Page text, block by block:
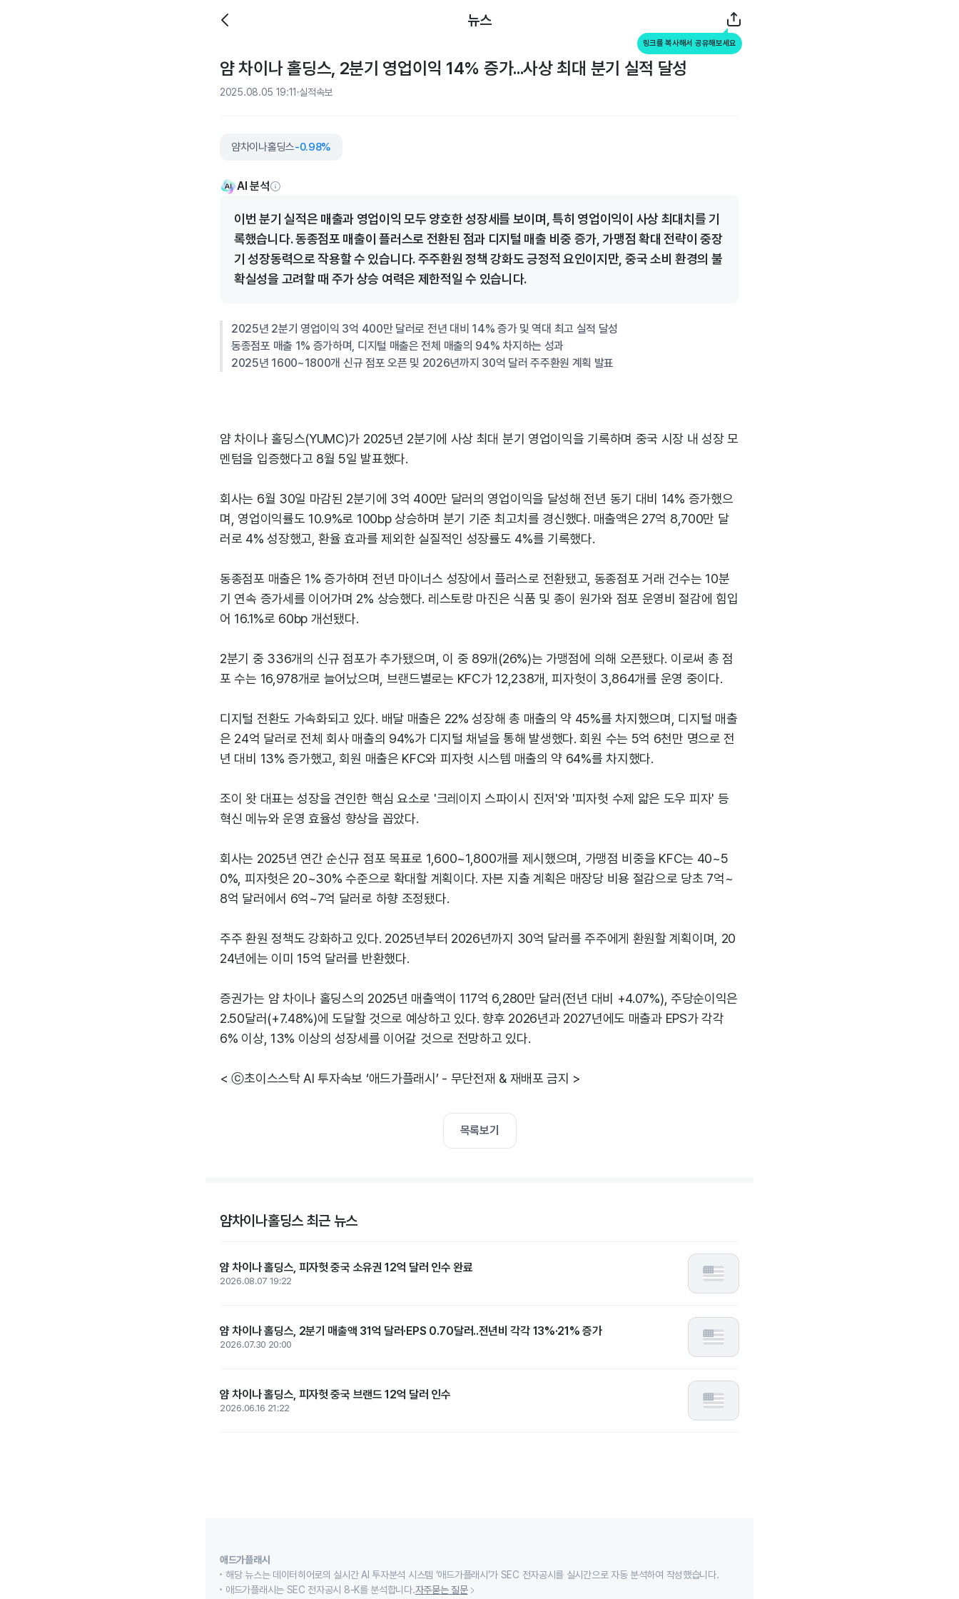
뉴스
링크를 복사해서 공유해보세요
얌 차이나 홀딩스, 2분기 영업이익 14% 증가...사상 최대 분기 실적 달성
2025.08.05 19:11 실적속보
얌차이나홀딩스-0.98%
AI 분석
이번 분기 실적은 매출과 영업이익 모두 양호한 성장세를 보이며, 특히 영업이익이 사상 최대치를 기
록했습니다. 동종점포 매출이 플러스로 전환된 점과 디지털 매출 비중 증가, 가맹점 확대 전략이 중장
기 성장동력으로 작용할 수 있습니다. 주주환원 정책 강화도 긍정적 요인이지만, 중국 소비 환경의 불
확실성을 고려할 때 주가 상승 여력은 제한적일 수 있습니다.
2025년 2분기 영업이익 3억 400만 달러로 전년 대비 14% 증가 및 역대 최고 실적 달성
동종점포 매출 1% 증가하며, 디지털 매출은 전체 매출의 94% 차지하는 성과
2025년 1600~1800개 신규 점포 오픈 및 2026년까지 30억 달러 주주환원 계획 발표
얌 차이나 홀딩스(YUMC)가 2025년 2분기에 사상 최대 분기 영업이익을 기록하며 중국 시장 내 성장 모
멘텀을 입증했다고 8월 5일 발표했다.
회사는 6월 30일 마감된 2분기에 3억 400만 달러의 영업이익을 달성해 전년 동기 대비 14% 증가했으
며, 영업이익률도 10.9%로 100bp 상승하며 분기 기준 최고치를 경신했다. 매출액은 27억 8,700만 달
러로 4% 성장했고, 환율 효과를 제외한 실질적인 성장률도 4%를 기록했다.
동종점포 매출은 1% 증가하며 전년 마이너스 성장에서 플러스로 전환됐고, 동종점포 거래 건수는 10분
기 연속 증가세를 이어가며 2% 상승했다. 레스토랑 마진은 식품 및 종이 원가와 점포 운영비 절감에 힘입
어 16.1%로 60bp 개선됐다.
2분기 중 336개의 신규 점포가 추가됐으며, 이 중 89개(26%)는 가맹점에 의해 오픈됐다. 이로써 총 점
포 수는 16,978개로 늘어났으며, 브랜드별로는 KFC가 12,238개, 피자헛이 3,864개를 운영 중이다.
디지털 전환도 가속화되고 있다. 배달 매출은 22% 성장해 총 매출의 약 45%를 차지했으며, 디지털 매출
은 24억 달러로 전체 회사 매출의 94%가 디지털 채널을 통해 발생했다. 회원 수는 5억 6천만 명으로 전
년 대비 13% 증가했고, 회원 매출은 KFC와 피자헛 시스템 매출의 약 64%를 차지했다.
조이 왓 대표는 성장을 견인한 핵심 요소로 '크레이지 스파이시 진저'와 '피자헛 수제 얇은 도우 피자' 등
혁신 메뉴와 운영 효율성 향상을 꼽았다.
회사는 2025년 연간 순신규 점포 목표로 1,600~1,800개를 제시했으며, 가맹점 비중을 KFC는 40~5
0%, 피자헛은 20~30% 수준으로 확대할 계획이다. 자본 지출 계획은 매장당 비용 절감으로 당초 7억~
8억 달러에서 6억~7억 달러로 하향 조정됐다.
주주 환원 정책도 강화하고 있다. 2025년부터 2026년까지 30억 달러를 주주에게 환원할 계획이며, 20
24년에는 이미 15억 달러를 반환했다.
증권가는 얌 차이나 홀딩스의 2025년 매출액이 117억 6,280만 달러(전년 대비 +4.07%), 주당순이익은
2.50달러(+7.48%)에 도달할 것으로 예상하고 있다. 향후 2026년과 2027년에도 매출과 EPS가 각각
6% 이상, 13% 이상의 성장세를 이어갈 것으로 전망하고 있다.
< ⓒ초이스스탁 AI 투자속보 ‘애드가플래시’ - 무단전재 & 재배포 금지 >
목록보기
얌차이나홀딩스 최근 뉴스
얌 차이나 홀딩스, 피자헛 중국 소유권 12억 달러 인수 완료
2026.08.07 19:22
얌 차이나 홀딩스, 2분기 매출액 31억 달러·EPS 0.70달러..전년비 각각 13%·21% 증가
2026.07.30 20:00
얌 차이나 홀딩스, 피자헛 중국 브랜드 12억 달러 인수
2026.06.16 21:22
애드가플래시
해당 뉴스는 데이터히어로의 실시간 AI 투자분석 시스템 ‘애드가플래시’가 SEC 전자공시를 실시간으로 자동 분석하여 작성했습니다.
애드가플래시는 SEC 전자공시 8-K를 분석합니다.자주묻는 질문